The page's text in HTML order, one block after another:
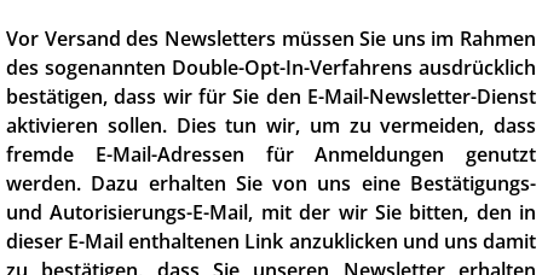
Vor Versand des Newsletters müssen Sie uns im Rahmen
des sogenannten Double-Opt-In-Verfahrens ausdrücklich
bestätigen, dass wir für Sie den E-Mail-Newsletter-Dienst
aktivieren sollen. Dies tun wir, um zu vermeiden, dass
fremde E-Mail-Adressen für Anmeldungen genutzt
werden. Dazu erhalten Sie von uns eine Bestätigungs-
und Autorisierungs-E-Mail, mit der wir Sie bitten, den in
dieser E-Mail enthaltenen Link anzuklicken und uns damit